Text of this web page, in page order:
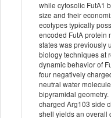
while cytosolic FutA1
size and their
ecotypes typically
encoded FutA protein
states was previously
biology techniques at
dynamic behavior of
four negatively
neutral water
bipyramidal
charged Arg103 side
shell yields an overall